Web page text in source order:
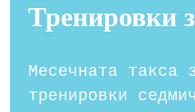
Тренировки
Месечната такса
тренировки